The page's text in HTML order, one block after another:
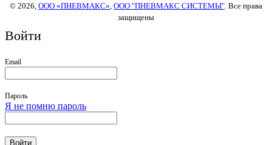
© 2026, ООО «ПНЕВМАКС» ООО "ПНЕВМАКС СИСТЕМЫ" . Все права
защищены
Войти
Email
Пароль
Я не помню пароль
Войти